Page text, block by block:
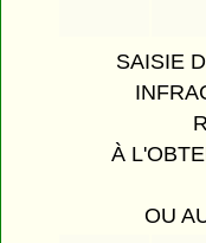
SAISIE
À
OU